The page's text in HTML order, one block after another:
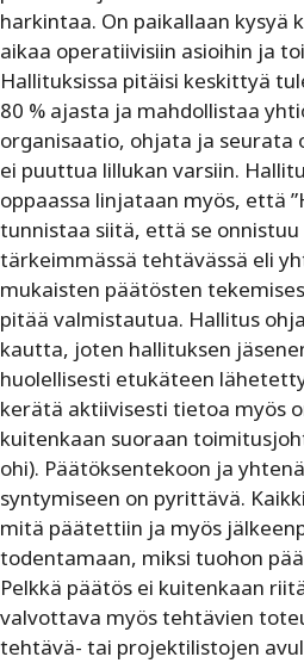
harkintaa. On paikallaan kysyä
aikaa operatiivisiin asioihin ja
Hallituksissa pitäisi keskittyä
80 % ajasta ja mahdollistaa
organisaatio, ohjata ja
ei puuttua lillukan varsiin.
oppaassa linjataan myös, että
tunnistaa siitä, että se
tärkeimmässä tehtävässä eli
mukaisten päätösten
pitää valmistautua. Hallitus
kautta, joten hallituksen
huolellisesti etukäteen
kerätä aktiivisesti tietoa myös
kuitenkaan suoraan
ohi). Päätöksentekoon ja
syntymiseen on pyrittävä.
mitä päätettiin ja myös
todentamaan, miksi tuohon
Pelkkä päätös ei kuitenkaan
valvottava myös tehtävien
tehtävä- tai projektilistojen